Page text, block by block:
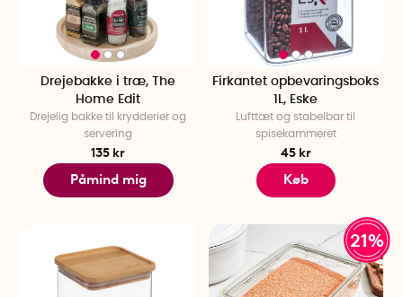
Drejebakke i træ, The
Home Edit
Drejelig bakke til krydderier og
servering
135 kr
Påmind mig
Firkantet opbevaringsboks
1L, Eske
Lufttæt og stabelbar til
spisekammeret
45 kr
Køb
21%